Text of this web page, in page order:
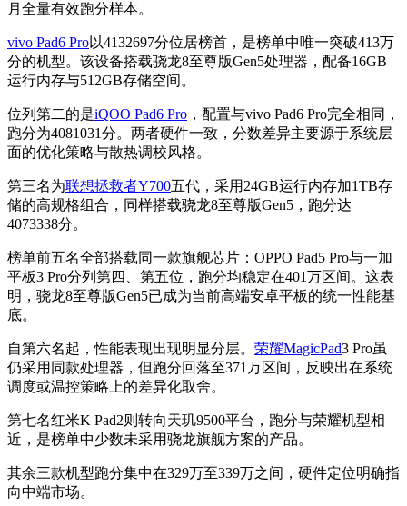
月全量有效跑分样本。
vivo Pad6 Pro以4132697分位居榜首，是榜单中唯一突破413万
分的机型。该设备搭载骁龙8至尊版Gen5处理器，配备16GB
运行内存与512GB存储空间。
位列第二的是iQOO Pad6 Pro ，配置与vivo Pad6 Pro完全相同，
跑分为4081031分。两者硬件一致，分数差异主要源于系统层
面的优化策略与散热调校风格。
第三名为联想拯救者Y700五代，采用24GB运行内存加1TB存
储的高规格组合，同样搭载骁龙8至尊版Gen5，跑分达
4073338分。
榜单前五名全部搭载同一款旗舰芯片：OPPO Pad5 Pro与一加
平板3 Pro分列第四、第五位，跑分均稳定在401万区间。这表
明，骁龙8至尊版Gen5已成为当前高端安卓平板的统一性能基
底。
自第六名起，性能表现出现明显分层。 荣耀MagicPad3 Pro虽
仍采用同款处理器，但跑分回落至371万区间，反映出在系统
调度或温控策略上的差异化取舍。
第七名红米K Pad2则转向天玑9500平台，跑分与荣耀机型相
近，是榜单中少数未采用骁龙旗舰方案的产品。
其余三款机型跑分集中在329万至339万之间，硬件定位明确指
向中端市场。